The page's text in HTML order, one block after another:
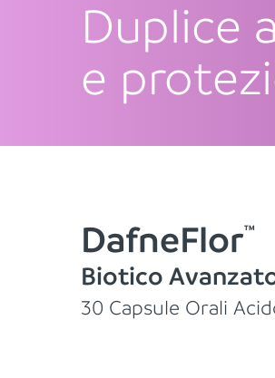
Duplice
e
DafneFlorTM
Biotico
30 Capsule Orali